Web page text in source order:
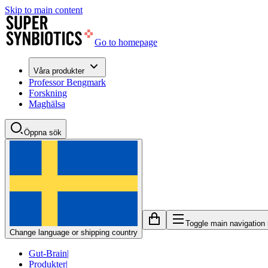
Skip to main content
Go to homepage
Våra produkter
Professor Bengmark
Forskning
Maghälsa
Öppna sök
Change language or shipping country
Toggle main navigation
Gut-Brain|
Produkter|